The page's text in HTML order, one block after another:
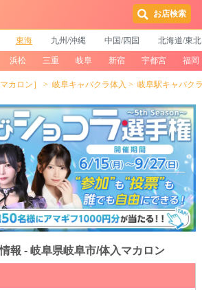
お店検索
東海 九州/沖縄 中国/四国 北海道/東北
浜松 三重 岐阜 新宿 宇都宮 福岡
カロン］ 岐阜キャバクラ体入 岐阜駅キャバク
報 - 岐阜県岐阜市/体入マカロン